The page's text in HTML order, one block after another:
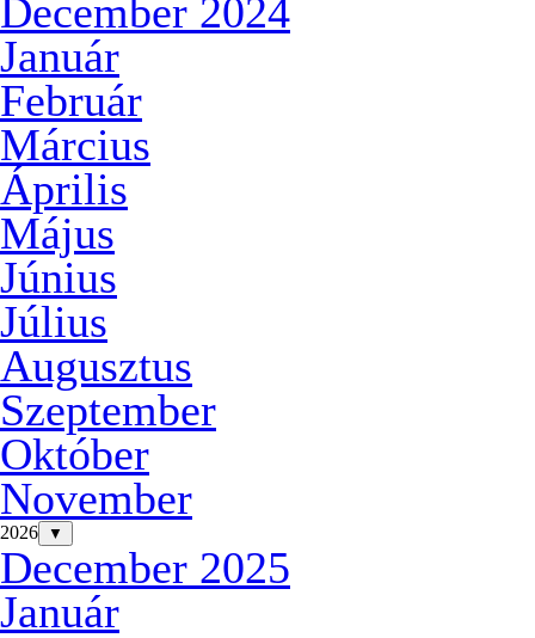
December 2024
Január
Február
Március
Április
Május
Június
Július
Augusztus
Szeptember
Október
November
2026 ▼
December 2025
Január